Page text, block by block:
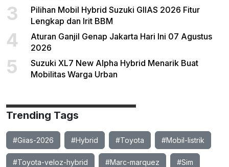
3
Pilihan Mobil Hybrid Suzuki GIIAS 2026 Fitur
Lengkap dan Irit BBM
4
Aturan Ganjil Genap Jakarta Hari Ini 07 Agustus
2026
5
Suzuki XL7 New Alpha Hybrid Menarik Buat
Mobilitas Warga Urban
Trending Tags
#Giias-2026 #Hybrid #Toyota #Mobil-listrik
#Toyota-veloz-hybrid #Marc-marquez #Sim